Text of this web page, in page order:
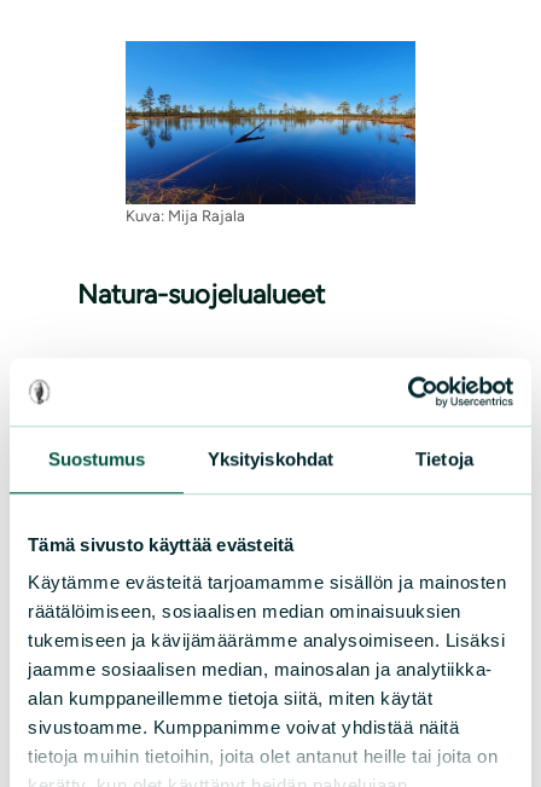
Suostumus Yksityiskohdat Tietoja
Tämä sivusto käyttää evästeitä
Käytämme evästeitä tarjoamamme sisällön ja mainosten
räätälöimiseen, sosiaalisen median ominaisuuksien
tukemiseen ja kävijämäärämme analysoimiseen. Lisäksi
jaamme sosiaalisen median, mainosalan ja analytiikka-
alan kumppaneillemme tietoja siitä, miten käytät
sivustoamme. Kumppanimme voivat yhdistää näitä
tietoja muihin tietoihin, joita olet antanut heille tai joita on
Kuva: Mija Rajala
Natura-suojelualueet
Pitkämönluoma
Kurpanneva
Levaneva
Isokorpi
Mustasaarenneva